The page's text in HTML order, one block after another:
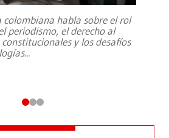
colombiana habla sobre el rol
periodismo, el derecho al
y los desafíos
...